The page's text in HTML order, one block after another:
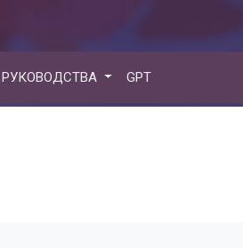
РУКОВОДСТВА GPT